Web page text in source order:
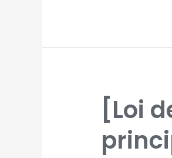
[Loi
DE
FINANCES
2026]
PRINCIPALES
MESURES
SOCIALES